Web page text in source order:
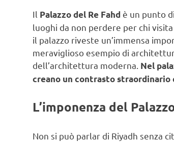
Il Palazzo del Re Fahd è un punto
luoghi da non perdere per chi
il palazzo riveste un’immensa
meraviglioso esempio di
dell’architettura moderna. Nel
creano un contrasto
L’imponenza del
Non si può parlar di Riyadh senza